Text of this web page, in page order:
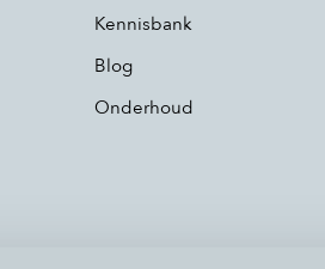
Kennisbank
Blog
Onderhoud